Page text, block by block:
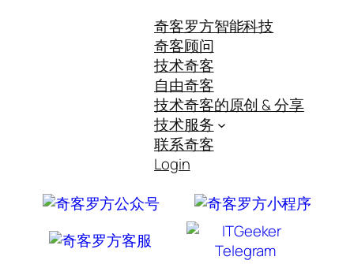
奇客罗方智能科技
奇客顾问
技术奇客
自由奇客
技术奇客的原创 & 分享
技术服务
联系奇客
Login